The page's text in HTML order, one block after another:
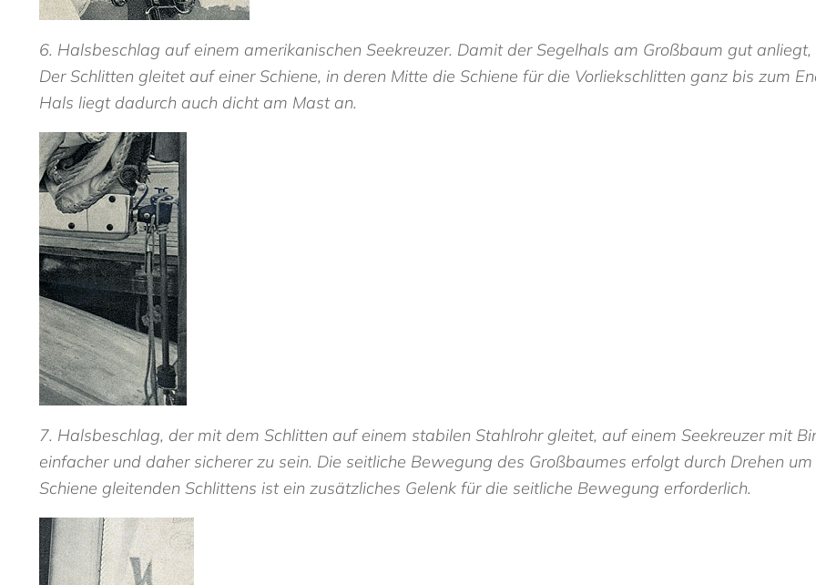
6. Halsbeschlag auf einem amerikanischen Seekreuzer. Damit der Segelhals am Großbaum gut
Der Schlitten gleitet auf einer Schiene, in deren Mitte die Schiene für die Vorliekschlitten ganz bis zum
Hals liegt dadurch auch dicht am Mast an.
7. Halsbeschlag, der mit dem Schlitten auf einem stabilen Stahlrohr gleitet, auf einem Seekreuzer mit
einfacher und daher sicherer zu sein. Die seitliche Bewegung des Großbaumes erfolgt durch Drehen
Schiene gleitenden Schlittens ist ein zusätzliches Gelenk für die seitliche Bewegung erforderlich.